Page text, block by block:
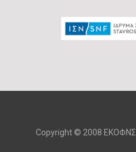
Copyright © 2008 ΕΚΟΦΝΣ